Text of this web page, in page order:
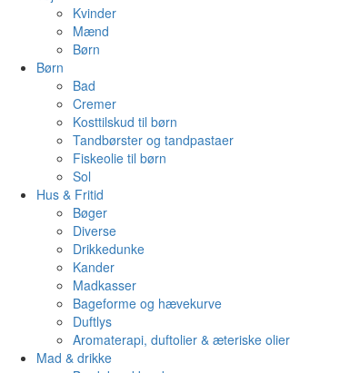
Kvinder
Mænd
Børn
Børn
Bad
Cremer
Kosttilskud til børn
Tandbørster og tandpastaer
Fiskeolie til børn
Sol
Hus & Fritid
Bøger
Diverse
Drikkedunke
Kander
Madkasser
Bageforme og hævekurve
Duftlys
Aromaterapi, duftolier & æteriske olier
Mad & drikke